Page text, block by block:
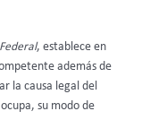
, establece en
además de
la causa legal del
su modo de